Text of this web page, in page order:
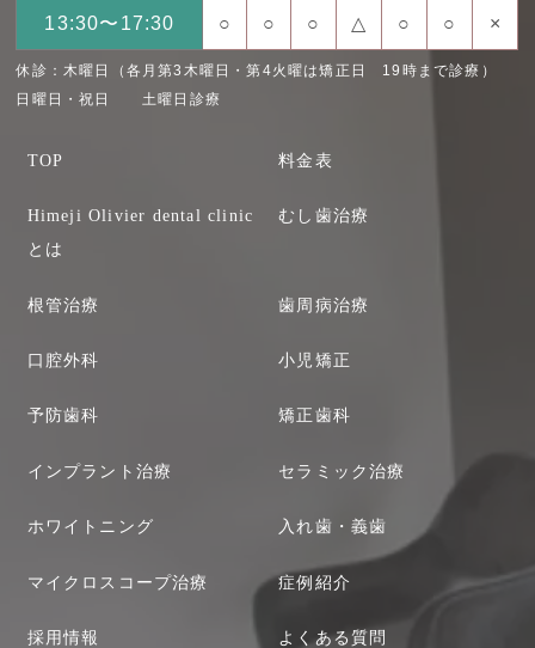
13:30〜17:30 ○ ○ ○ △ ○ ○ ×
休診：木曜日（各月第3木曜日・第4火曜は矯正日 19時まで診療）
日曜日・祝日 土曜日診療
TOP 料金表
Himeji Olivier dental clinic
とは
むし歯治療
根管治療 歯周病治療
口腔外科 小児矯正
予防歯科 矯正歯科
インプラント治療 セラミック治療
ホワイトニング 入れ歯・義歯
マイクロスコープ治療 症例紹介
採用情報 よくある質問